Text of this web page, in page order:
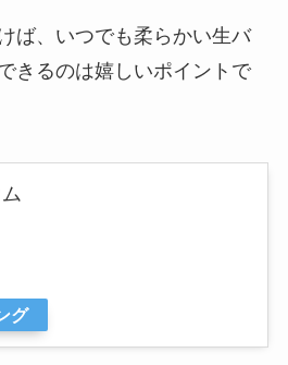
ば、いつでも柔らかい生バ
きるのは嬉しいポイントで
グ